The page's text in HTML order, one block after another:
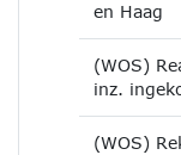
en Haag
(WOS)
inz.
(WOS)